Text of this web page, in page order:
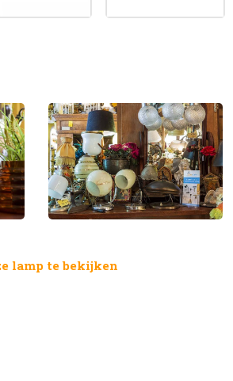
lamp te bekijken